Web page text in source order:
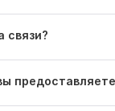
связи?